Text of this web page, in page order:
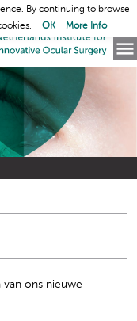
van ons nieuwe
By continuing to browse
OK More Info